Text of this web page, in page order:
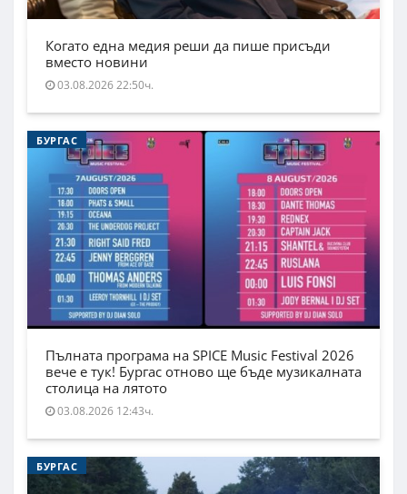
Когато една медия реши да пише присъди
вместо новини
03.08.2026 22:50ч.
БУРГАС
Пълната програма на SPICE Music Festival 2026
вече е тук! Бургас отново ще бъде музикалната
столица на лятото
03.08.2026 12:43ч.
БУРГАС